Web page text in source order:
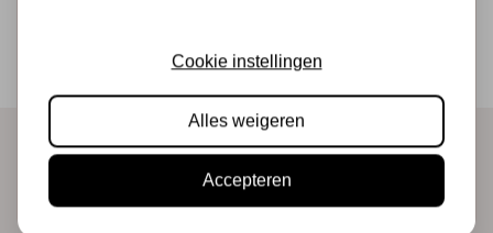
Ontvang als eerste onze actie en nieuwe producten
Cookie instellingen
Alles weigeren
Accepteren